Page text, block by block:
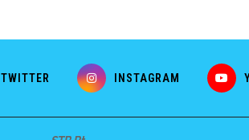
TWITTER INSTAGRAM